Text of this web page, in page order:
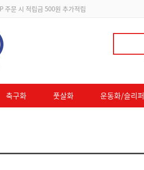
가입 시 최대 2% 적립 및 할인 쿠폰 지급
축구화 풋살화 운동화/슬리퍼